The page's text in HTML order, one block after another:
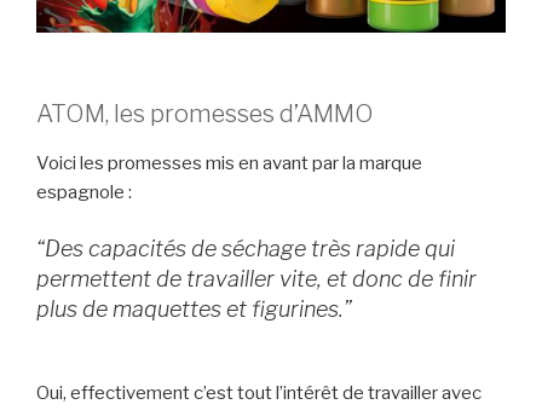
ATOM, les promesses d’AMMO
Voici les promesses mis en avant par la marque
espagnole :
“Des capacités de séchage très rapide qui
permettent de travailler vite, et donc de finir
plus de maquettes et figurines.”
Oui, effectivement c’est tout l’intérêt de travailler avec